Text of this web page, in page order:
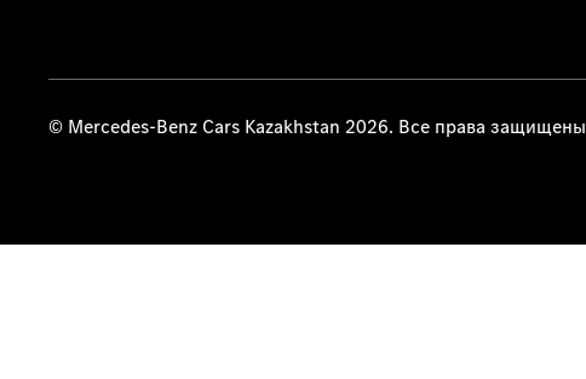
© Mercedes-Benz Cars Kazakhstan 2026. Все права защищены